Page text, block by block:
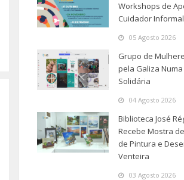
Workshops de
Cuidador Informal
05 Agosto 2026
Grupo de
pela Galiza
Solidária
04 Agosto 2026
Biblioteca José
Recebe Mostra
de Pintura e
Venteira
03 Agosto 2026